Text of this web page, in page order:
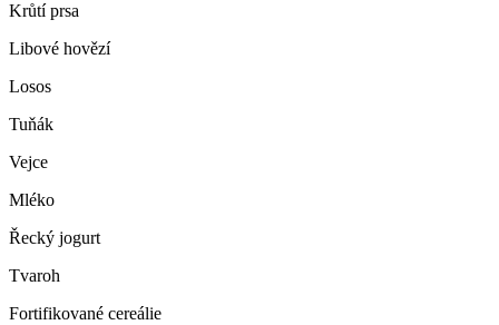
Krůtí prsa
Libové hovězí
Losos
Tuňák
Vejce
Mléko
Řecký jogurt
Tvaroh
Fortifikované cereálie